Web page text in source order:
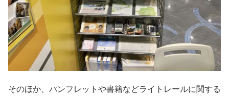
そのほか、パンフレットや書籍などライトレールに関する